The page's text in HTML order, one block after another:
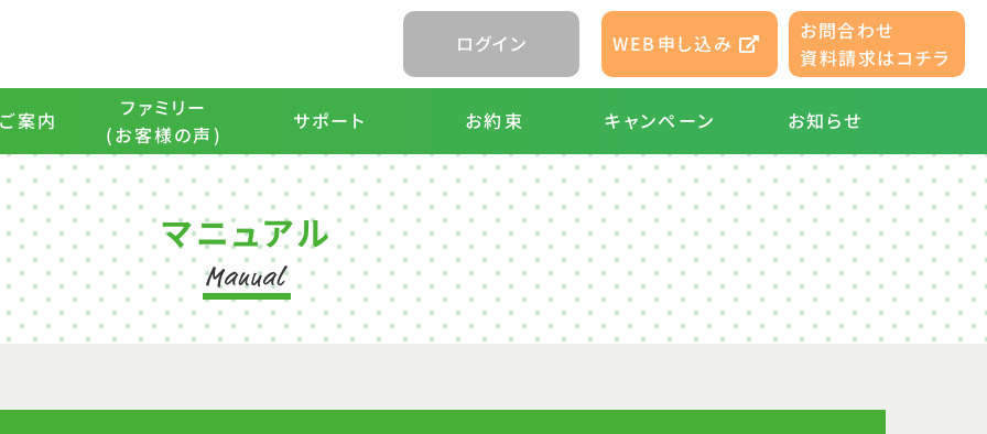
ログイン WEB申し込み お問合わせ
資料請求はコチラ
案内 ファミリー
(お客様の声)
サポート お約束 キャンペーン お知らせ
マニュアル